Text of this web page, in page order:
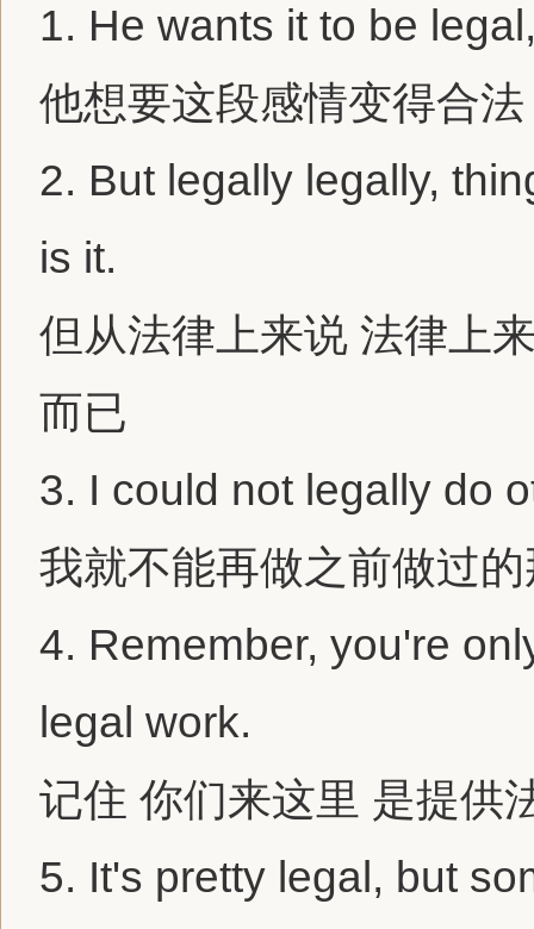
1. He wants it to be
他想要这段感情变得合
2. But legally legally,
is it.
但从法律上来说 法律上
而已
3. I could not legally do
我就不能再做之前做过
4. Remember, you're
legal work.
记住 你们来这里 是提供
5. It's pretty legal, but